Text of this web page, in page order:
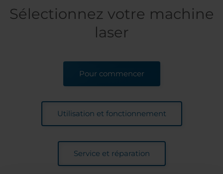
Sélectionnez votre machine
laser
Pour commencer
Utilisation et fonctionnement
Service et réparation